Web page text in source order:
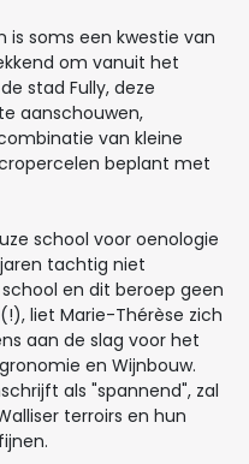
is soms een kwestie van
om vanuit het
stad Fully, deze
aanschouwen,
van kleine
beplant met
school voor oenologie
tachtig niet
en dit beroep geen
liet Marie-Thérèse zich
aan de slag voor het
en Wijnbouw.
als "spannend", zal
terroirs en hun